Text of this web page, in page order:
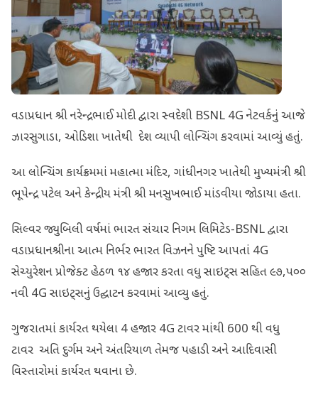
વડાપ્રધાન શ્રી નરેન્દ્રભાઈ મોદી દ્વારા સ્વદેશી BSNL 4G નેટવર્કનું આજે
ઝારસુગાડા, ઓડિશા ખાતેથી દેશ વ્યાપી લોન્ચિંગ કરવામાં આવ્યું હતું.
આ લોન્ચિંગ કાર્યક્રમમાં મહાત્મા મંદિર, ગાંધીનગર ખાતેથી મુખ્યમંત્રી શ્રી
ભૂપેન્દ્ર પટેલ અને કેન્દ્રીય મંત્રી શ્રી મનસુખભાઈ માંડવીયા જોડાયા હતા.
સિલ્વર જ્યુબિલી વર્ષમાં ભારત સંચાર નિગમ લિમિટેડ-BSNL દ્વારા
વડાપ્રધાનશ્રીના આત્મ નિર્ભર ભારત વિઝનને પુષ્ટિ આપતાં 4G
સેચ્યુરેશન પ્રોજેક્ટ હેઠળ ૧૪ હજાર કરતા વધુ સાઇટ્સ સહિત ૯૭,૫૦૦
નવી 4G સાઇટ્સનું ઉદ્ઘાટન કરવામાં આવ્યુ હતું.
ગુજરાતમાં કાર્યરત થયેલા 4 હજાર 4G ટાવર માંથી 600 થી વધુ
ટાવર અતિ દુર્ગમ અને અંતરિયાળ તેમજ પહાડી અને આદિવાસી
વિસ્તારોમાં કાર્યરત થવાના છે.